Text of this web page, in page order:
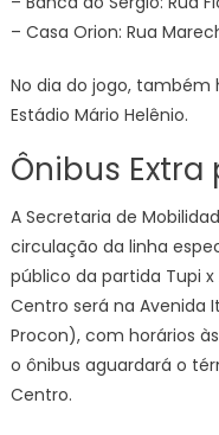
– Casa Orion: Rua
No dia do jogo, também
Estádio Mário Helênio.
Ônibus
A Secretaria de
circulação da linha
público da partida Tupi
Centro será na Avenida
Procon), com horários às
o ônibus aguardará o
Centro.